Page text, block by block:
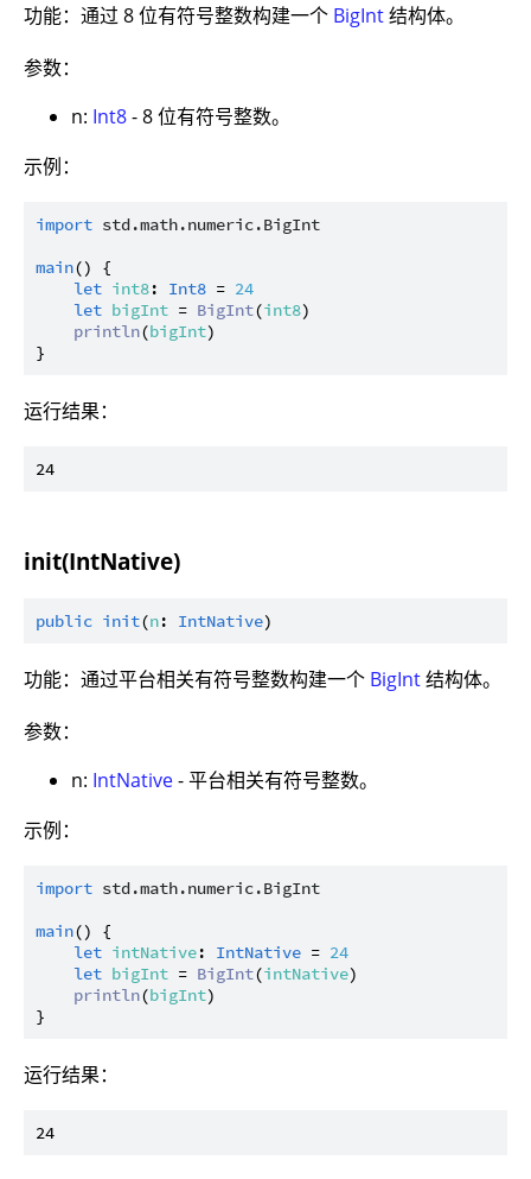
功能：通过 8 位有符号整数构建一个 BigInt结构体。
参数：
n: Int8- 8 位有符号整数。
示例：
import std.math.numeric.BigInt
main() {
let int8: Int8 = 24
let bigInt = BigInt(int8)
println(bigInt)
运行结果：
init(IntNative)
public init(n: IntNative
功能：通过平台相关有符号整数构建一个 BigInt结构体。
参数：
n: IntNative- 平台相关有符号整数。
示例：
import std.math.numeric.BigInt
main() {
let intNative: IntNative = 24
let bigInt = BigInt(intNative)
println(bigInt)
运行结果：